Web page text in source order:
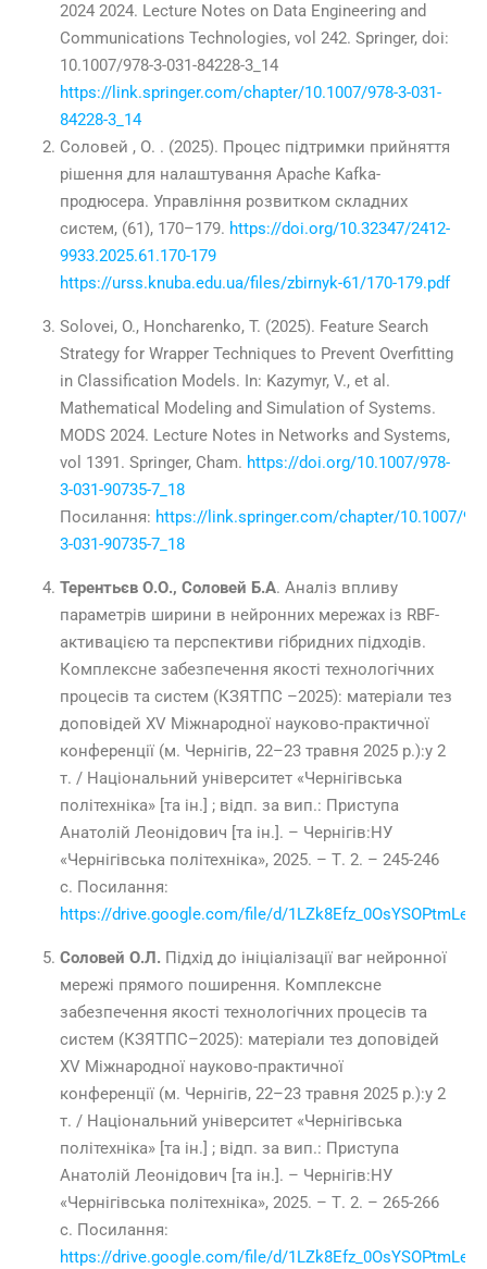
2024 2024. Lecture Notes on Data Engineering and
Communications Technologies, vol 242. Springer, doi:
10.1007/978-3-031-84228-3_14
https://link.springer.com/chapter/10.1007/978-3-031-
84228-3_14
Соловей , О. . (2025). Процес підтримки прийняття
рішення для налаштування Apache Kafka-
продюсера. Управління розвитком складних
систем, (61), 170–179. https://doi.org/10.32347/2412-
9933.2025.61.170-179
https://urss.knuba.edu.ua/files/zbirnyk-61/170-179.pdf
Solovei, O., Honcharenko, T. (2025). Feature Search
Strategy for Wrapper Techniques to Prevent Overfitting
in Classification Models. In: Kazymyr, V., et al.
Mathematical Modeling and Simulation of Systems.
MODS 2024. Lecture Notes in Networks and Systems,
vol 1391 . Springer, Cham. https://doi.org/10.1007/978-
3-031-90735-7_18
Посилання: https://link.springer.com/chapter/10.1007/
3-031-90735-7_18
Терентьєв О.О., Соловей Б.А. Аналіз впливу
параметрів ширини в нейронних мережах із RBF-
активацією та перспективи гібридних підходів.
Комплексне забезпечення якості технологічних
процесів та систем (КЗЯТПС –2025): матеріали тез
доповідей XV Міжнародної науково-практичної
конференції (м. Чернігів, 22–23 травня 2025 р.):у 2
т. / Національний університет «Чернігівська
політехніка» [та ін.] ; відп. за вип.: Приступа
Анатолій Леонідович [та ін.]. – Чернігів:НУ
«Чернігівська політехніка», 2025. – Т. 2. – 245-246
с. Посилання:
https://drive.google.com/file/d/
Соловей О.Л. Підхід до ініціалізації ваг нейронної
мережі прямого поширення. Комплексне
забезпечення якості технологічних процесів та
систем (КЗЯТПС–2025): матеріали тез доповідей
XV Міжнародної науково-практичної
конференції (м. Чернігів, 22–23 травня 2025 р.):у 2
т. / Національний університет «Чернігівська
політехніка» [та ін.] ; відп. за вип.: Приступа
Анатолій Леонідович [та ін.]. – Чернігів:НУ
«Чернігівська політехніка», 2025. – Т. 2. – 265-266
с. Посилання:
https://drive.google.com/file/d/